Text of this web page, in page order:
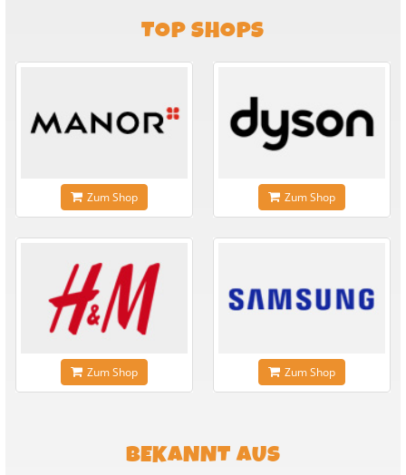
TOP SHOPS
Zum Shop Zum Shop
Zum Shop Zum Shop
BEKANNT AUS